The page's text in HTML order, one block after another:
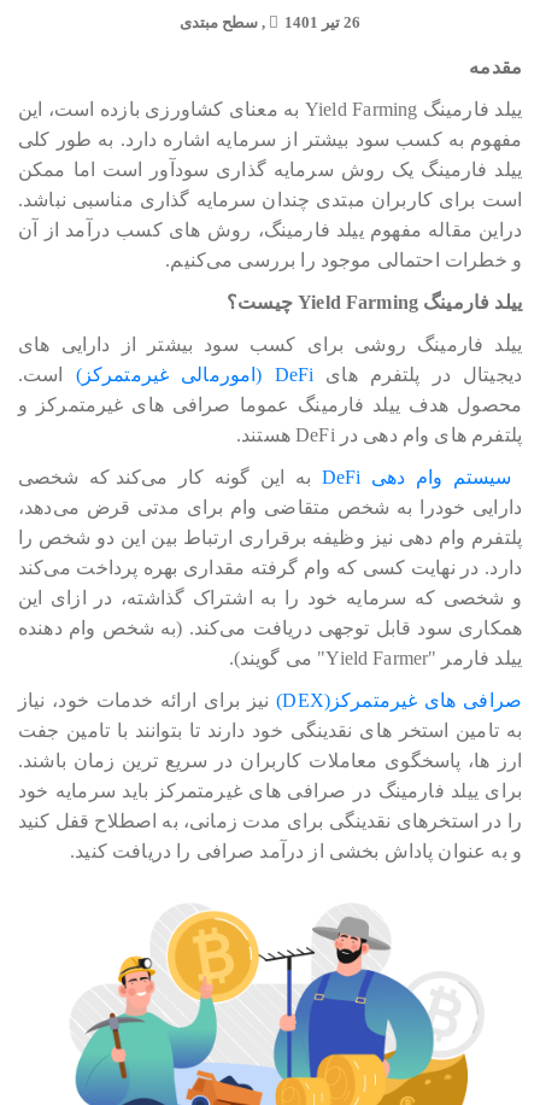
26 تیر 1401 سطح مبتدی
مقدمه
ییلد فارمینگ Yield Farming به معنای کشاورزی بازده است، این
مفهوم به کسب سود بیشتر از سرمایه اشاره دارد. به طور کلی
ییلد فارمینگ یک روش سرمایه گذاری سودآور است اما ممکن
است برای کاربران مبتدی چندان سرمایه گذاری مناسبی نباشد.
دراین مقاله مفهوم ییلد فارمینگ، روش های کسب درآمد از آن
و خطرات احتمالی موجود را بررسی می‎‎‎‎‎‎کنیم.
ییلد فارمینگ Yield Farming چیست؟
ییلد فارمینگ روشی برای کسب سود بیشتر از دارایی های
دیجیتال در پلتفرم های DeFi (امورمالی غیرمتمرکز)
است.
محصول هدف ییلد فارمینگ عموما صرافی های غیرمتمرکز و
پلتفرم های وام دهی در DeFi هستند.
سیستم وام دهی DeFi
به این گونه کار می‎‎‎‎‎کند که شخصی
دارایی خودرا به شخص متقاضی وام برای مدتی قرض می‎‎‎‎‎دهد،
پلتفرم وام دهی نیز وظیفه برقراری ارتباط بین این دو شخص را
دارد. در نهایت کسی که وام گرفته مقداری بهره پرداخت می‎‎‎‎‎کند
و شخصی که سرمایه خود را به اشتراک گذاشته، در ازای این
همکاری سود قابل توجهی دریافت می‎‎‎‎‎‎کند. (به شخص وام دهنده
ییلد فارمر "Yield Farmer" می گویند).
صرافی های غیرمتمرکز(DEX)
نیز برای ارائه خدمات خود، نیاز
به تامین استخر های نقدینگی خود دارند تا بتوانند با تامین جفت
ارز ها، پاسخگوی معاملات کاربران در سریع ترین زمان باشند.
برای ییلد فارمینگ در صرافی های غیرمتمرکز باید سرمایه خود
را در استخرهای نقدینگی برای مدت زمانی، به اصطلاح قفل کنید
و به عنوان پاداش بخشی از درآمد صرافی را دریافت کنید.